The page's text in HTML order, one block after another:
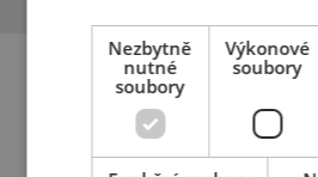
Související
Nezbytně
nutné
soubory
Výkonové
soubory